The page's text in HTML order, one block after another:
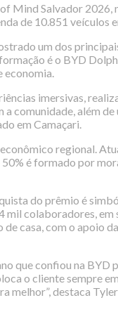
Mind Salvador 2026,
de 10.851 veículos
um dos
é o BYD
imersivas,
além de
em Camaçari.
regional.
é formado por
do prêmio é
colaboradores, em
casa, com o apoio
que confiou na BYD
o cliente sempre
melhor”, destaca